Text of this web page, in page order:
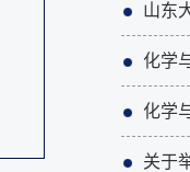
山东
化学
化学
关于